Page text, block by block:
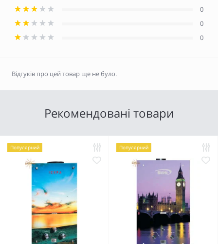
0
0
0
Відгуків про цей товар ще не було.
Рекомендовані товари
Популярний Популярний